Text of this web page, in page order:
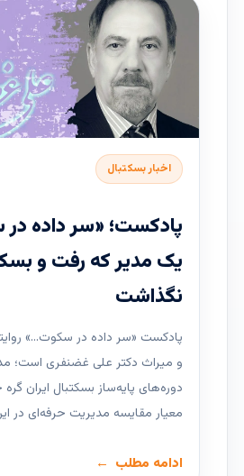
اخبار بسکتبال
پادکست؛ «سر داده
یک مدیر که رفت و
نگذاشت
پادکست «سر داده در سکوت…»
و میراث دکتر علی غضنفری است؛
دوره‌های پایه‌ساز بسکتبال ایران
معیار مقایسه مدیریت حرفه‌ای در
ادامه مطلب